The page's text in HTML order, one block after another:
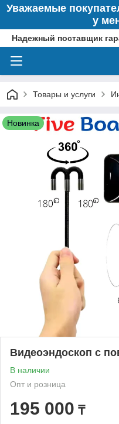
Уважаемые
у
Надежный поставщик
Товары и услуги
Новинка
Видеоэндоскоп с
В наличии
Опт и розница
195 000 ₸